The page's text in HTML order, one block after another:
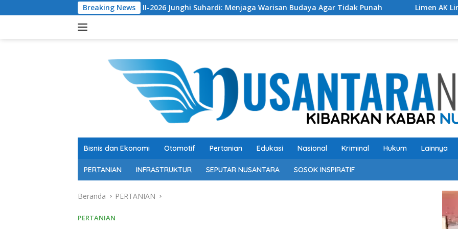
ke
Breaking News
Award II-2026 Junghi Suhardi: Menjaga Warisan Budaya Agar Tidak Punah Limen AK Lingai Tokoh Budaya
Bisnis dan Ekonomi Otomotif Pertanian Edukasi Nasional Kriminal Hukum Lainnya
PERTANIAN INFRASTRUKTUR SEPUTAR NUSANTARA SOSOK INSPIRATIF
Beranda PERTANIAN
PERTANIAN